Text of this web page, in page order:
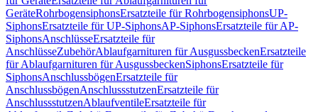
GeräteRohrbogensiphonsErsatzteile für RohrbogensiphonsUP-
SiphonsErsatzteile für UP-SiphonsAP-SiphonsErsatzteile für AP-
SiphonsAnschlüsseErsatzteile für
AnschlüsseZubehörAblaufgarnituren für AusgussbeckenErsatzteile
für Ablaufgarnituren für AusgussbeckenSiphonsErsatzteile für
SiphonsAnschlussbögenErsatzteile für
AnschlussbögenAnschlussstutzenErsatzteile für
AnschlussstutzenAblaufventileErsatzteile für